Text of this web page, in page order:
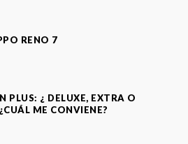
RENO 7
PLUS: ¿ DELUXE, EXTRA O
ME CONVIENE?